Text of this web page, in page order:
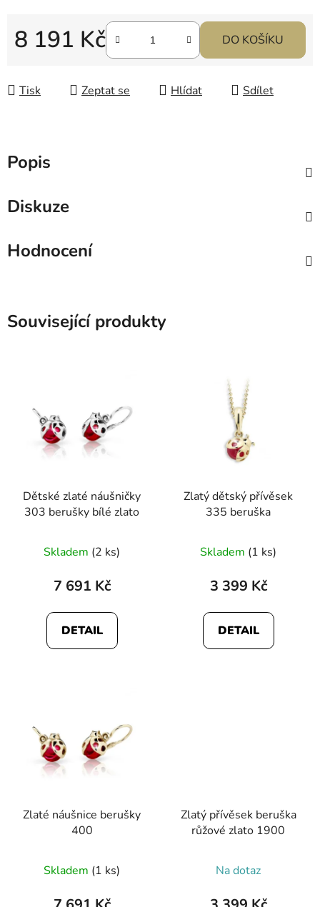
8 191 Kč DO KOŠÍKU
Tisk Zeptat se Hlídat Sdílet
Popis
Diskuze
Hodnocení
Související produkty
Dětské zlaté náušničky
303 berušky bílé zlato
Skladem (2 ks)
7 691 Kč
DETAIL
Zlatý dětský přívěsek
335 beruška
Skladem (1 ks)
3 399 Kč
DETAIL
Zlaté náušnice berušky
400
hodnocení
produktu
Skladem (1 ks)
Zlatý přívěsek beruška
růžové zlato 1900
Na dotaz